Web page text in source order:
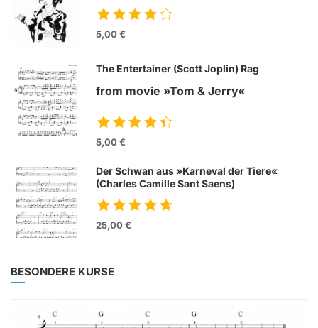
5,00 €
The Entertainer (Scott Joplin) Rag
from movie »Tom & Jerry«
5,00 €
Der Schwan aus »Karneval der Tiere«
(Charles Camille Sant Saens)
25,00 €
BESONDERE KURSE